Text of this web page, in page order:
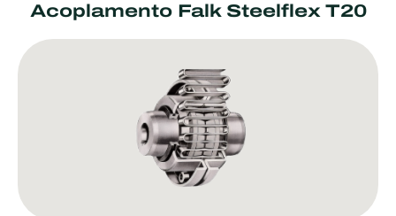
Acoplamento Falk Steelflex T20